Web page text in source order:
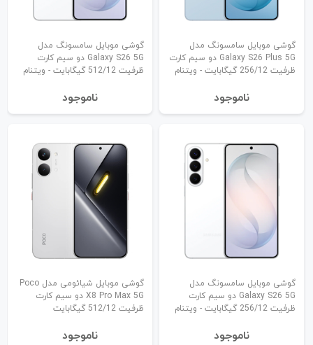
گوشی موبایل سامسونگ مدل
Galaxy S26 Plus 5G دو سیم کارت
ظرفیت 256/12 گیگابایت - ویتنام
نا‌موجود
گوشی موبایل سامسونگ مدل
Galaxy S26 5G دو سیم کارت
ظرفیت 512/12 گیگابایت - ویتنام
نا‌موجود
گوشی موبایل سامسونگ مدل
Galaxy S26 5G دو سیم کارت
ظرفیت 256/12 گیگابایت - ویتنام
نا‌موجود
گوشی موبایل شیائومی مدل Poco
X8 Pro Max 5G دو سیم کارت
ظرفیت 512/12 گیگابایت
نا‌موجود